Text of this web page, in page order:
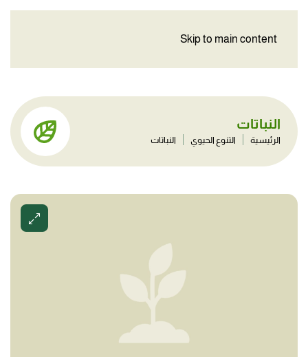
Skip to main content
النباتات
الرئيسية التنوع الحيوي النباتات